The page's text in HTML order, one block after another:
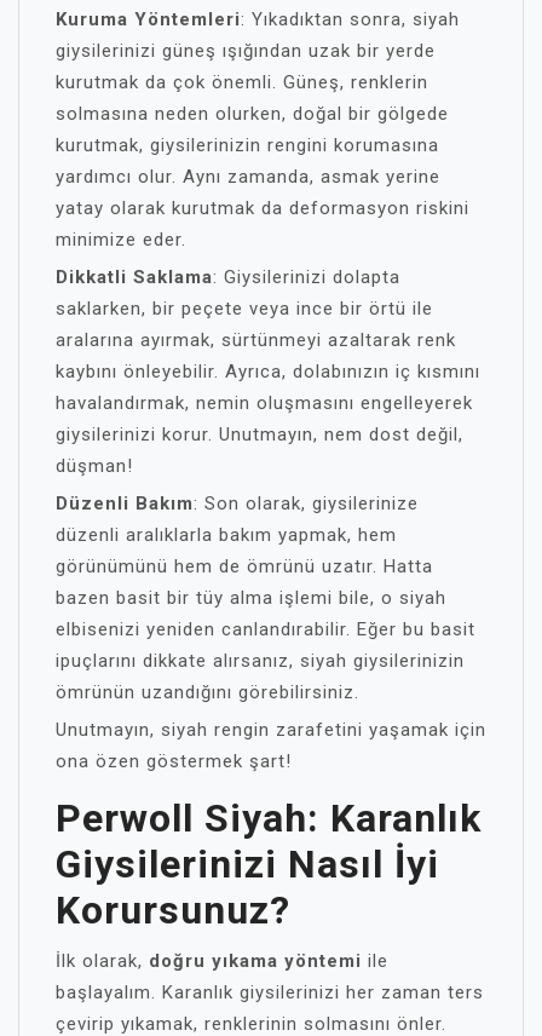
Kuruma Yöntemleri: Yıkadıktan sonra, siyah
giysilerinizi güneş ışığından uzak bir yerde
kurutmak da çok önemli. Güneş, renklerin
solmasına neden olurken, doğal bir gölgede
kurutmak, giysilerinizin rengini korumasına
yardımcı olur. Aynı zamanda, asmak yerine
yatay olarak kurutmak da deformasyon riskini
minimize eder.
Dikkatli Saklama: Giysilerinizi dolapta
saklarken, bir peçete veya ince bir örtü ile
aralarına ayırmak, sürtünmeyi azaltarak renk
kaybını önleyebilir. Ayrıca, dolabınızın iç kısmını
havalandırmak, nemin oluşmasını engelleyerek
giysilerinizi korur. Unutmayın, nem dost değil,
düşman!
Düzenli Bakım: Son olarak, giysilerinize
düzenli aralıklarla bakım yapmak, hem
görünümünü hem de ömrünü uzatır. Hatta
bazen basit bir tüy alma işlemi bile, o siyah
elbisenizi yeniden canlandırabilir. Eğer bu basit
ipuçlarını dikkate alırsanız, siyah giysilerinizin
ömrünün uzandığını görebilirsiniz.
Unutmayın, siyah rengin zarafetini yaşamak için
ona özen göstermek şart!
Perwoll Siyah: Karanlık
Giysilerinizi Nasıl İyi
Korursunuz?
İlk olarak, doğru yıkama yöntemi ile
başlayalım. Karanlık giysilerinizi her zaman ters
çevirip yıkamak, renklerinin solmasını önler.